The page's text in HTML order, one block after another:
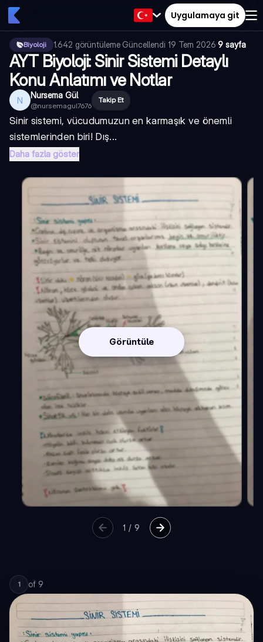
Uygulamaya git
Biyoloji 1.642 görüntüleme·Güncellendi 19 Tem 2026·9 sayfa
AYT Biyoloji: Sinir Sistemi Detaylı
Konu Anlatımı ve Notlar
N Nursema Gül
@nursemagul7676
Takip Et
Sinir sistemi, vücudumuzun en karmaşık ve önemli
sistemlerinden biri! Dış...
Daha fazla göster
Görüntüle
1 /9
1 of 9